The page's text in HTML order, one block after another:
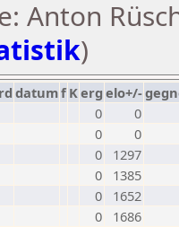
Anton
)
rd datumf Kerg elo+/-
0
0
0
0
0
1297
0
1385
0
1652
0
1686